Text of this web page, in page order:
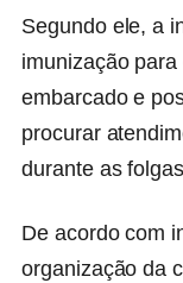
Segundo ele, a
imunização
embarcado e
procurar
durante as
De acordo com
organização da